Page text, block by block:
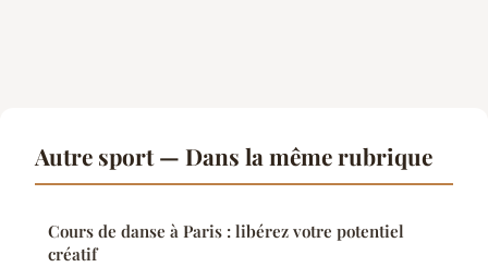
Autre sport — Dans la même rubrique
Cours de danse à Paris : libérez votre potentiel
créatif